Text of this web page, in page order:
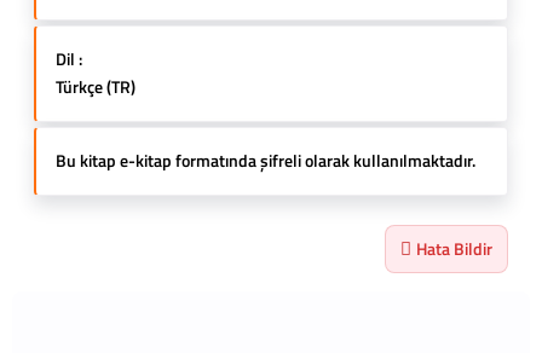
Dil :
Türkçe (TR)
Bu kitap e-kitap formatında şifreli olarak kullanılmaktadır.
Hata Bildir